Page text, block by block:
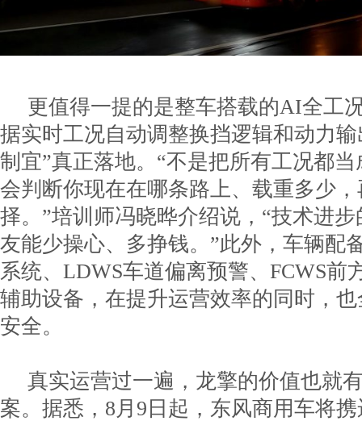
更值得一提的是整车搭载的AI全工
据实时工况自动调整换挡逻辑和动力
制宜”真正落地。“不是把所有工况都
会判断你现在在哪条路上、载重多少
择。”培训师冯晓晔介绍说，“技术进
友能少操心、多挣钱。”此外，车辆配
系统、LDWS车道偏离预警、FCWS前
辅助设备，在提升运营效率的同时，
安全。
真实运营过一遍，龙擎的价值也就
案。据悉，8月9日起，东风商用车将